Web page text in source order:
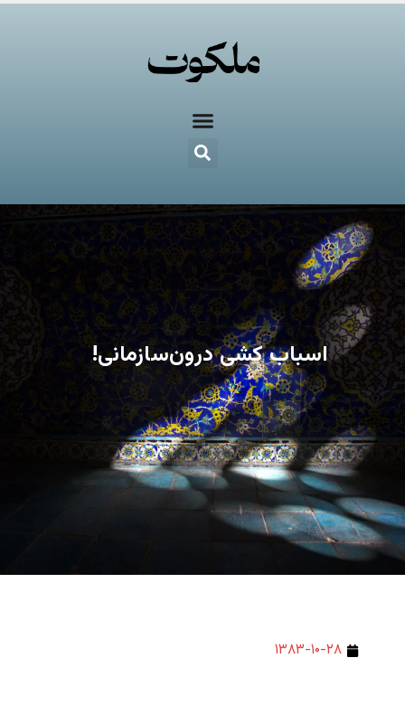
اسباب کشی درون‌سازمانی!
۱۳۸۳-۱۰-۲۸